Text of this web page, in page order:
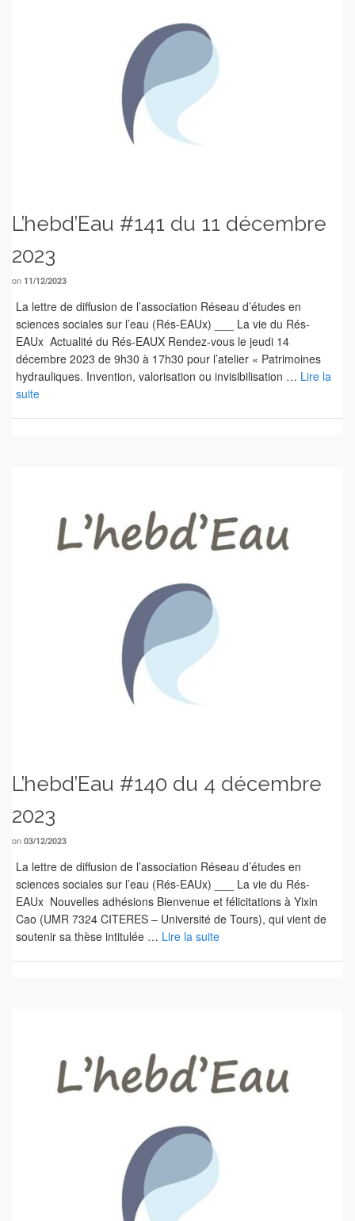
L’hebd’Eau #141 du 11 décembre
2023
on 11/12/2023
La lettre de diffusion de l’association Réseau d’études en
sciences sociales sur l’eau (Rés-EAUx) ___ La vie du Rés-
EAUx Actualité du Rés-EAUX Rendez-vous le jeudi 14
décembre 2023 de 9h30 à 17h30 pour l’atelier « Patrimoines
hydrauliques. Invention, valorisation ou invisibilisation … Lire la
suite
L’hebd’Eau #140 du 4 décembre
2023
on 03/12/2023
La lettre de diffusion de l’association Réseau d’études en
sciences sociales sur l’eau (Rés-EAUx) ___ La vie du Rés-
EAUx Nouvelles adhésions Bienvenue et félicitations à Yixin
Cao (UMR 7324 CITERES – Université de Tours), qui vient de
soutenir sa thèse intitulée … Lire la suite